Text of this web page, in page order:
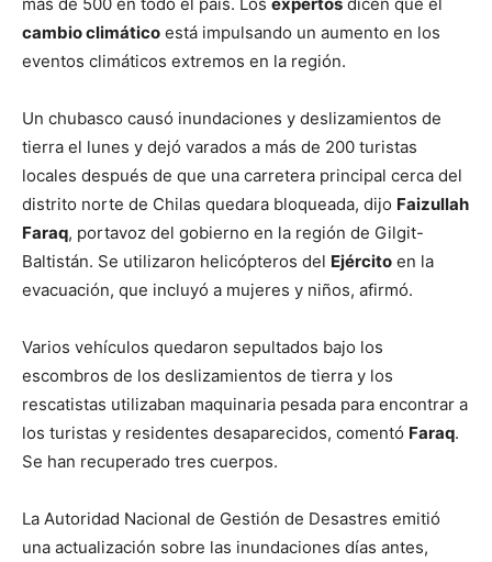
más de 500 en todo el país. Los expertos dicen que el
cambio climático está impulsando un aumento en los
eventos climáticos extremos en la región.
Un chubasco causó inundaciones y deslizamientos de
tierra el lunes y dejó varados a más de 200 turistas
locales después de que una carretera principal cerca del
distrito norte de Chilas quedara bloqueada, dijo Faizullah
Faraq, portavoz del gobierno en la región de Gilgit-
Baltistán. Se utilizaron helicópteros del Ejército en la
evacuación, que incluyó a mujeres y niños, afirmó.
Varios vehículos quedaron sepultados bajo los
escombros de los deslizamientos de tierra y los
rescatistas utilizaban maquinaria pesada para encontrar a
los turistas y residentes desaparecidos, comentó Faraq.
Se han recuperado tres cuerpos.
La Autoridad Nacional de Gestión de Desastres emitió
una actualización sobre las inundaciones días antes,